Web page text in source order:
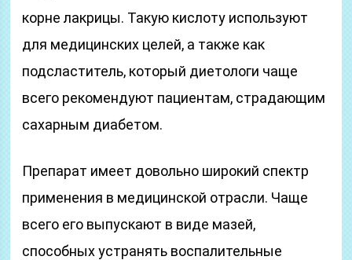
корне лакрицы. Такую кислоту используют
для медицинских целей, а также как
подсластитель, который диетологи чаще
всего рекомендуют пациентам, страдающим
сахарным диабетом.
Препарат имеет довольно широкий спектр
применения в медицинской отрасли. Чаще
всего его выпускают в виде мазей,
способных устранять воспалительные